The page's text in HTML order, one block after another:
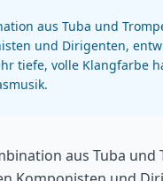
aus Tuba und
und Dirigenten,
tiefe, volle Klangfarbe
aus Tuba und